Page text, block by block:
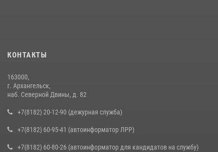
КОНТАКТЫ
163000,
г. Архангельск,
наб. Северной Двины, д. 82
+7(8182) 20-12-90 (дежурная служба)
+7(8182) 60-95-41 (автоинформатор ЛРР)
+7(8182) 60-80-26 (автоинформатор для кандидатов на службу)